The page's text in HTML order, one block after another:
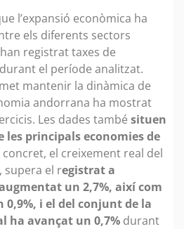
l’expansió econòmica ha
els diferents sectors
registrat taxes de
el període analitzat.
mantenir la dinàmica de
andorrana ha mostrat
Les dades també situen
les principals economies de
concret, el creixement real del
supera el registrat a
un 2,7%, així com
0,9%, i el del conjunt de la
ha avançat un 0,7% durant